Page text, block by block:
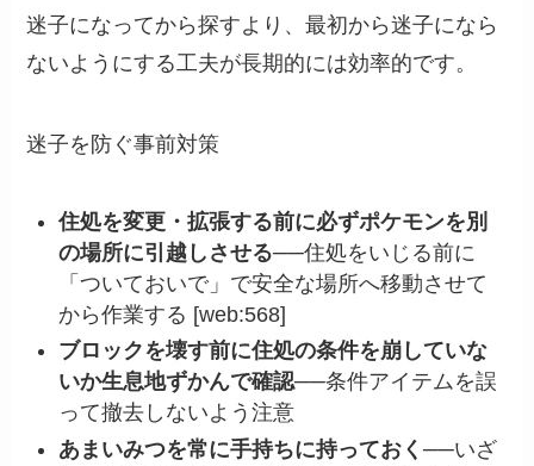
迷子になってから探すより、最初から迷子になら
ないようにする工夫が長期的には効率的です。
迷子を防ぐ事前対策
住処を変更・拡張する前に必ずポケモンを別
の場所に引越しさせる──住処をいじる前に
「ついておいで」で安全な場所へ移動させて
から作業する [web:568]
ブロックを壊す前に住処の条件を崩していな
いか生息地ずかんで確認──条件アイテムを誤
って撤去しないよう注意
あまいみつを常に手持ちに持っておく──いざ